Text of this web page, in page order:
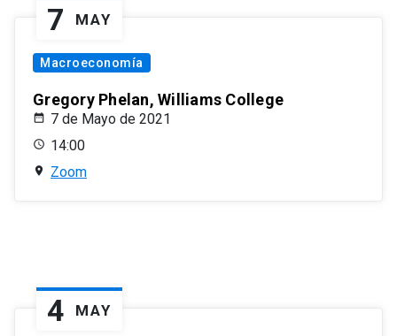
7 MAY
Macroeconomía
Gregory Phelan, Williams College
7 de Mayo de 2021
14:00
Zoom
4 MAY